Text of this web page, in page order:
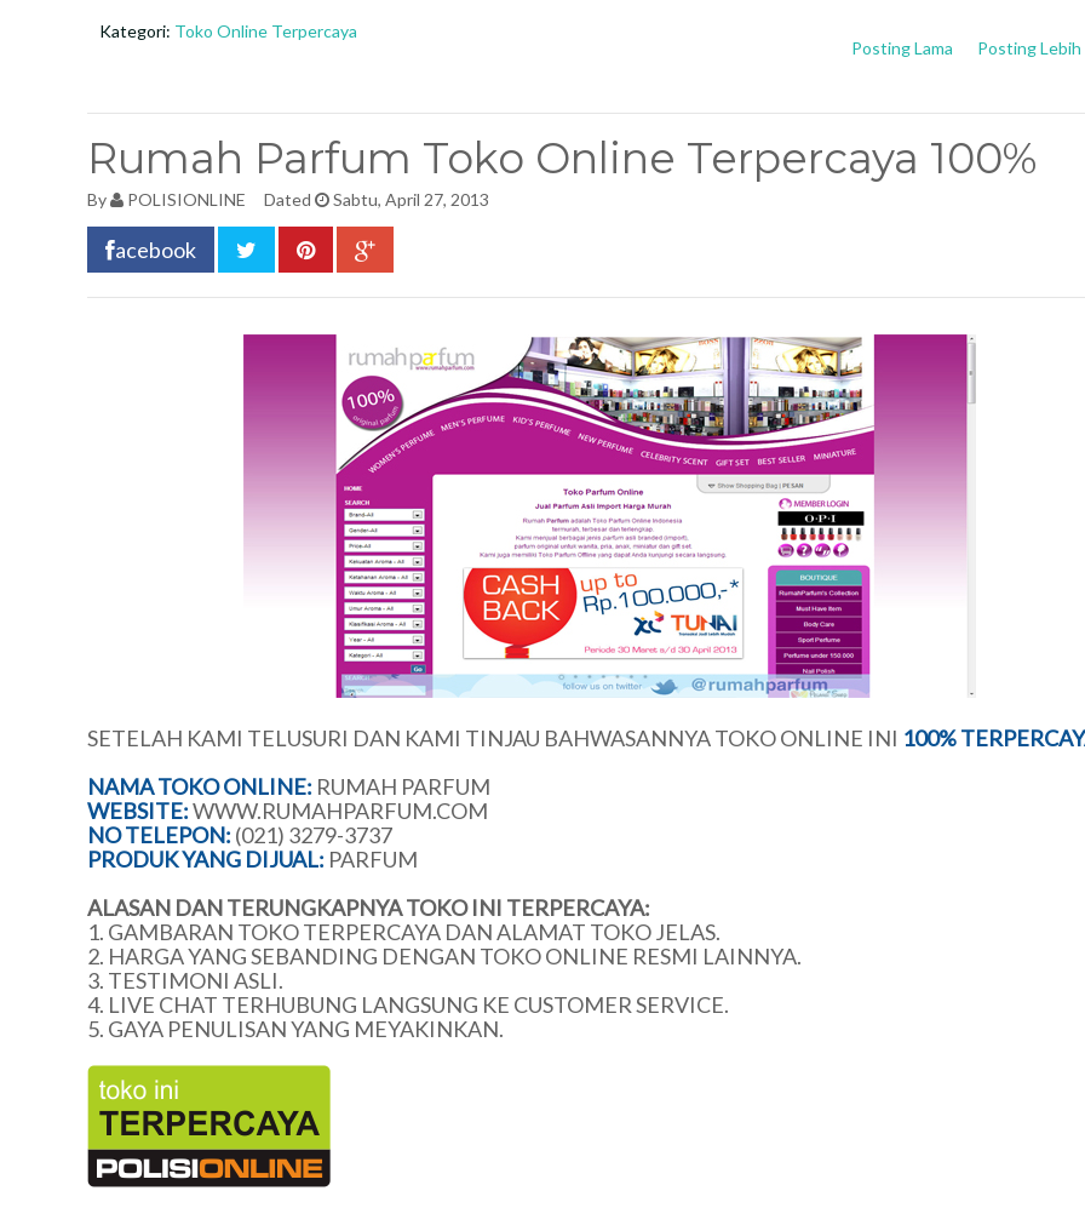
Kategori: Toko Online Terpercaya
Posting Lebih
Posting Lama
Rumah Parfum Toko Online Terpercaya 100%
By POLISIONLINE Dated Sabtu, April 27, 2013
acebook
SETELAH KAMI TELUSURI DAN KAMI TINJAU BAHWASANNYA TOKO ONLINE INI 100%
NAMA TOKO ONLINE: RUMAH PARFUM
WEBSITE:WWW.RUMAHPARFUM.COM
NO TELEPON: (021) 3279-3737
PRODUK YANG DIJUAL: PARFUM
ALASAN DAN TERUNGKAPNYA TOKO INI TERPERCAYA:
1. GAMBARAN TOKO TERPERCAYA DAN ALAMAT TOKO JELAS.
2. HARGA YANG SEBANDING DENGAN TOKO ONLINE RESMI LAINNYA.
3. TESTIMONI ASLI.
4. LIVE CHAT TERHUBUNG LANGSUNG KE CUSTOMER SERVICE.
5. GAYA PENULISAN YANG MEYAKINKAN.